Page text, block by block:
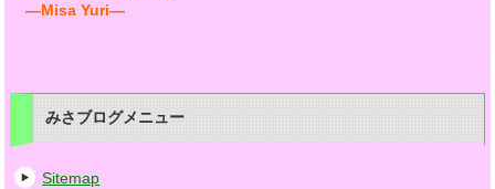
―Misa Yuri―
みさブログメニュー
Sitemap